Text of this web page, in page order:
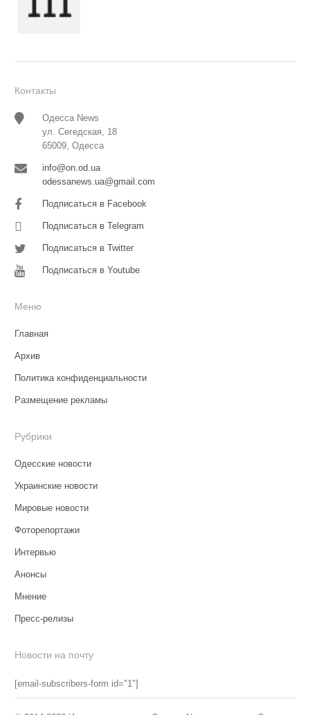
Контакты
Одесса News
ул. Сегедская, 18
65009, Одесса
info@on.od.ua
odessanews.ua@gmail.com
Подписаться в Facebook
Подписаться в Telegram
Подписаться в Twitter
Подписаться в Youtube
Меню
Главная
Архив
Политика конфиденциальности
Размещение рекламы
Рубрики
Одесские новости
Украинские новости
Мировые новости
Фоторепортажи
Интервью
Анонсы
Мнение
Пресс-релизы
Новости на почту
[email-subscribers-form id="1"]